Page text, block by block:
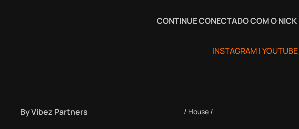
CONTINUE CONECTADO COM O
INSTAGRAM |YOUTUBE
ByVibez Partners House